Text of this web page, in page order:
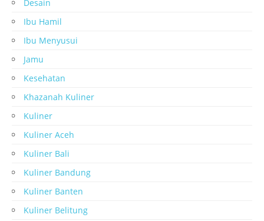
Desain
Ibu Hamil
Ibu Menyusui
Jamu
Kesehatan
Khazanah Kuliner
Kuliner
Kuliner Aceh
Kuliner Bali
Kuliner Bandung
Kuliner Banten
Kuliner Belitung